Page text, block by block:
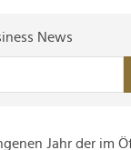
News
Jahr der im